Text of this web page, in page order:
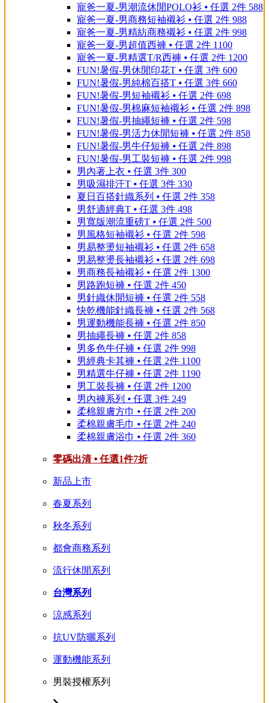
寵爸一夏-男潮流休閒POLO衫 ⦁ 任選 2件 588
寵爸一夏-男商務短袖襯衫 ⦁ 任選 2件 988
寵爸一夏-男精紡商務襯衫 ⦁ 任選 2件 998
寵爸一夏-男超值西褲 ⦁ 任選 2件 1100
寵爸一夏-男精選T/R西褲 ⦁ 任選 2件 1200
FUN!暑假-男休閒印花T ⦁ 任選 3件 600
FUN!暑假-男純棉百搭T ⦁ 任選 3件 660
FUN!暑假-男短袖襯衫 ⦁ 任選 2件 698
FUN!暑假-男棉麻短袖襯衫 ⦁ 任選 2件 898
FUN!暑假-男抽繩短褲 ⦁ 任選 2件 598
FUN!暑假-男活力休閒短褲 ⦁ 任選 2件 858
FUN!暑假-男牛仔短褲 ⦁ 任選 2件 898
FUN!暑假-男工裝短褲 ⦁ 任選 2件 998
男內著上衣 ⦁ 任選 3件 300
男吸濕排汗T ⦁ 任選 3件 330
夏日百搭針織系列 ⦁ 任選 2件 358
男舒適經典T ⦁ 任選 3件 498
男寬版潮流重磅T ⦁ 任選 2件 500
男風格短袖襯衫 ⦁ 任選 2件 598
男易整燙短袖襯衫 ⦁ 任選 2件 658
男易整燙長袖襯衫 ⦁ 任選 2件 698
男商務長袖襯衫 ⦁ 任選 2件 1300
男路跑短褲 ⦁ 任選 2件 450
男針織休閒短褲 ⦁ 任選 2件 558
快乾機能針織長褲 ⦁ 任選 2件 568
男運動機能長褲 ⦁ 任選 2件 850
男抽繩長褲 ⦁ 任選 2件 858
男多色牛仔褲 ⦁ 任選 2件 998
男經典卡其褲 ⦁ 任選 2件 1100
男精選牛仔褲 ⦁ 任選 2件 1190
男工裝長褲 ⦁ 任選 2件 1200
男內褲系列 ⦁ 任選 3件 249
柔棉親膚方巾 ⦁ 任選 2件 200
柔棉親膚毛巾 ⦁ 任選 2件 240
柔棉親膚浴巾 ⦁ 任選 2件 360
零碼出清 ⦁ 任選1件7折
新品上市
春夏系列
秋冬系列
都會商務系列
流行休閒系列
台灣系列
涼感系列
抗UV防曬系列
運動機能系列
男裝授權系列